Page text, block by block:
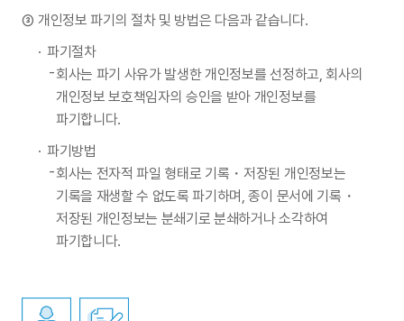
개인정보 파기의 절차 및 방법은 다음과 같습니다.
파기절차
회사는 파기 사유가 발생한 개인정보를 선정하고, 회사의
개인정보 보호책임자의 승인을 받아 개인정보를
파기합니다.
파기방법
회사는 전자적 파일 형태로 기록・저장된 개인정보는
기록을 재생할 수 없도록 파기하며, 종이 문서에 기록・
저장된 개인정보는 분쇄기로 분쇄하거나 소각하여
파기합니다.